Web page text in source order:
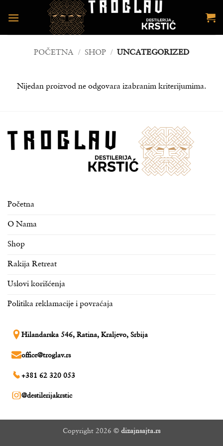
POČETNA / SHOP / UNCATEGORIZED
Nijedan proizvod ne odgovara izabranim kriterijumima.
Početna
O Nama
Shop
Rakija Retreat
Uslovi korišćenja
Politika reklamacije i povraćaja
Hilandarska 546, Ratina, Kraljevo, Srbija
office@troglav.rs
+381 62 320 053
@destilerijakrstic
Copyright 2026 © dizajnsajta.rs